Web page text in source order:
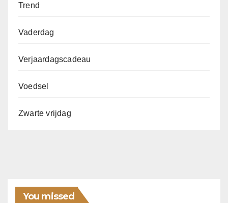
Trend
Vaderdag
Verjaardagscadeau
Voedsel
Zwarte vrijdag
You missed